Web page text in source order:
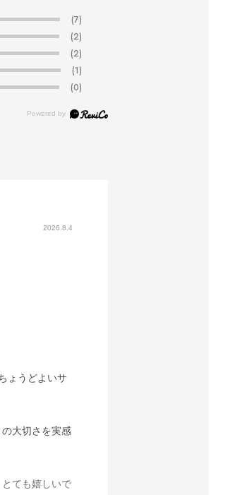
(7)
(2)
(2)
(1)
(0)
2026.8.4
ょうどよいサ
大切さを実感
ても嬉しいで